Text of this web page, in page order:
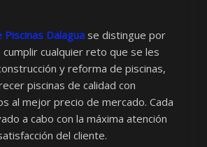
Dalagua se distingue por
cumplir cualquier reto que se les
y reforma de piscinas,
piscinas de calidad con
al mejor precio de mercado. Cada
a cabo con la máxima atención
del cliente.